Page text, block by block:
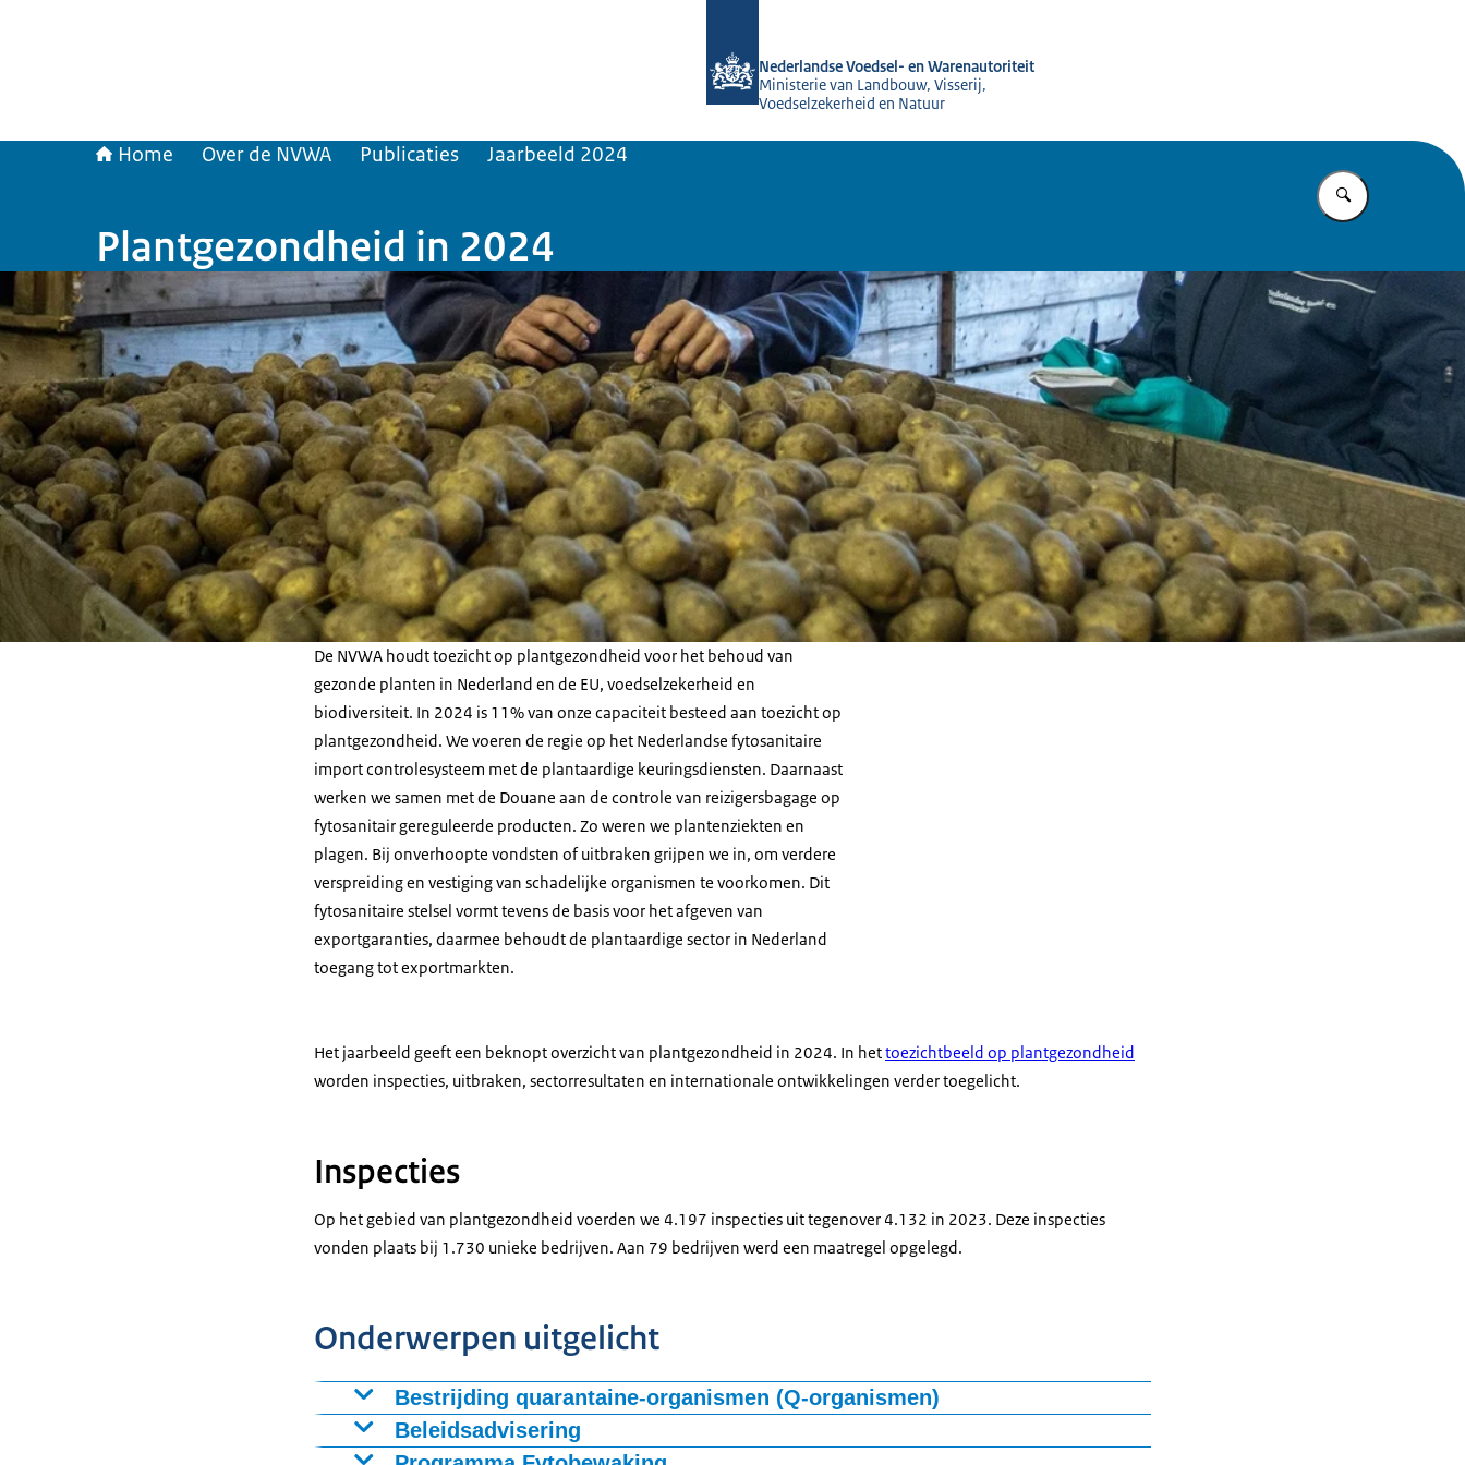
Nederlandse Voedsel- en Warenautoriteit
Ministerie van Landbouw, Visserij,
Voedselzekerheid en Natuur
Home Over de NVWA Publicaties Jaarbeeld 2024
Vul in wat u
Plantgezondheid in 2024
De NVWA houdt toezicht op plantgezondheid voor het behoud van
gezonde planten in Nederland en de EU, voedselzekerheid en
biodiversiteit. In 2024 is 11% van onze capaciteit besteed aan toezicht op
plantgezondheid. We voeren de regie op het Nederlandse fytosanitaire
import controlesysteem met de plantaardige keuringsdiensten. Daarnaast
werken we samen met de Douane aan de controle van reizigersbagage op
fytosanitair gereguleerde producten. Zo weren we plantenziekten en
plagen. Bij onverhoopte vondsten of uitbraken grijpen we in, om verdere
verspreiding en vestiging van schadelijke organismen te voorkomen. Dit
fytosanitaire stelsel vormt tevens de basis voor het afgeven van
exportgaranties, daarmee behoudt de plantaardige sector in Nederland
toegang tot exportmarkten.
Het jaarbeeld geeft een beknopt overzicht van plantgezondheid in 2024. In hettoezichtbeeld op plantgezondheid
worden inspecties, uitbraken, sectorresultaten en internationale ontwikkelingen verder toegelicht.
Inspecties
Op het gebied van plantgezondheid voerden we 4.197 inspecties uit tegenover 4.132 in 2023. Deze inspecties
vonden plaats bij 1.730 unieke bedrijven. Aan 79 bedrijven werd een maatregel opgelegd.
Onderwerpen uitgelicht
Bestrijding quarantaine-organismen (Q-organismen)
Quarantaine-organismen zijn bestrijdingsplichtige plantenziekten en -plagen. We bestreden een aantal
vondsten en uitbraken van quarantaine-organismen. Opvallen waren de eerste vondsten van de
Beleidsadvisering
Ook in 2024 is er een stevige inhoudelijke advisering aan de EU Commissie en Lidstaten geleverd bij